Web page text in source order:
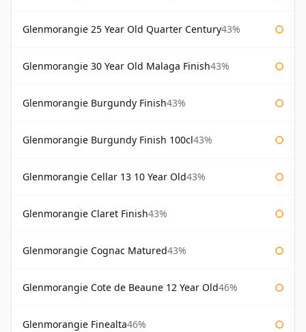
Glenmorangie 25 Year Old Quarter Century43%
Glenmorangie 30 Year Old Malaga Finish43%
Glenmorangie Burgundy Finish43%
Glenmorangie Burgundy Finish 100cl43%
Glenmorangie Cellar 13 10 Year Old43%
Glenmorangie Claret Finish43%
Glenmorangie Cognac Matured43%
Glenmorangie Cote de Beaune 12 Year Old46%
Glenmorangie Finealta46%